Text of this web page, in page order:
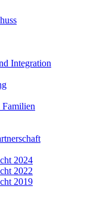
Integration
2024
2022
2019